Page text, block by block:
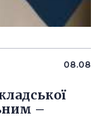
08.08
–